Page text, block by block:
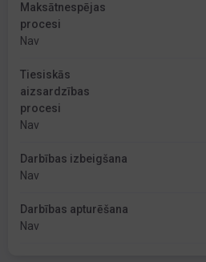
Maksātnespējas
procesi
Nav
Tiesiskās
aizsardzības
procesi
Nav
Darbības izbeigšana
Nav
Darbības apturēšana
Nav